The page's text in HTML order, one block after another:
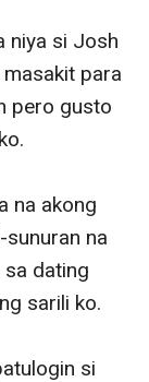
niya si Josh
para
pero gusto
na akong
na
sa dating
sarili ko.
si